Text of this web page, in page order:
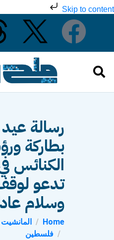
Skip to content
رسالة عيد
بطاركة
الكنائس
تدعو
وسلام
Home
فلسطين